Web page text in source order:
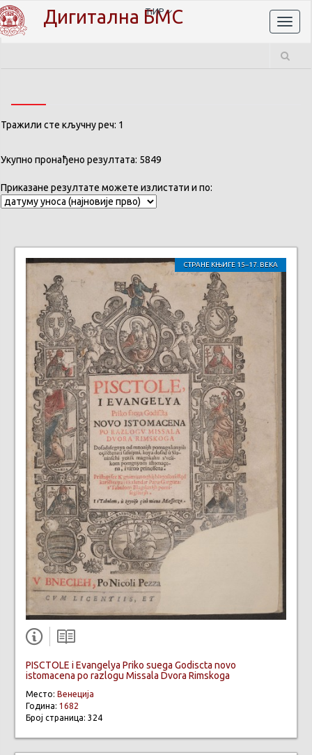
Дигитална БМС
ЋИР
Тражили сте кључну реч: 1
Укупно пронађено резултата: 5849
Приказане резултате можете излистати и по:
СТРАНЕ КЊИГЕ 15–17. ВЕКА
PISCTOLE i Evangelya Priko suega Godiscta novo
istomacena po razlogu Missala Dvora Rimskoga
Место: Венеција
Година: 1682
Број страница: 324